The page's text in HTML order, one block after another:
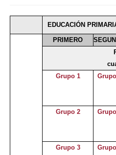
Selecciona curso
EDUCACIÓN
PRIMERO
Grupo 1
Grupo 2
Grupo 3